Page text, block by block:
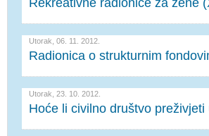
Rekreativne radionice za žene
Utorak, 06. 11. 2012.
Radionica o strukturnim
Utorak, 23. 10. 2012.
Hoće li civilno društvo